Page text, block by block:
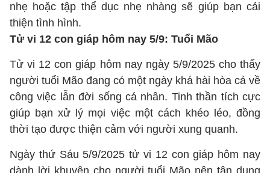
nhẹ hoặc tập thể dục nhẹ nhàng sẽ giúp bạn cải
thiện tình hình.
Tử vi 12 con giáp hôm nay 5/9: Tuổi Mão
Tử vi 12 con giáp hôm nay ngày 5/9/2025 cho thấy
người tuổi Mão đang có một ngày khá hài hòa cả về
công việc lẫn đời sống cá nhân. Tinh thần tích cực
giúp bạn xử lý mọi việc một cách khéo léo, đồng
thời tạo được thiện cảm với người xung quanh.
Ngày thứ Sáu 5/9/2025 tử vi 12 con giáp hôm nay
dành lời khuyên cho người tuổi Mão nên tận dụng